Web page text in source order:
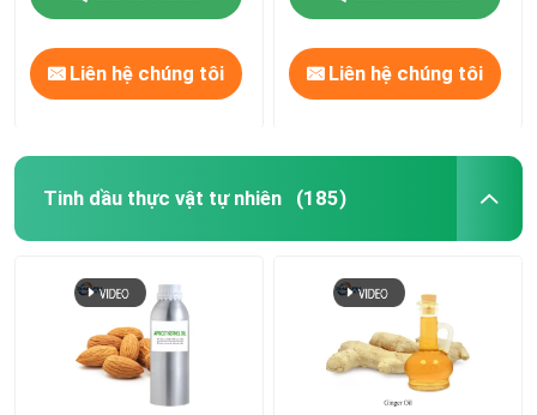
Liên hệ chúng tôi Liên hệ chúng tôi
Tinh dầu thực vật tự nhiên (185)